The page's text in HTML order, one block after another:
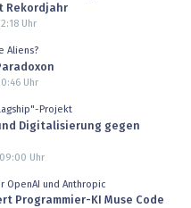
Rekordjahr
Uhr
Aliens?
Uhr
Projekt
Digitalisierung gegen
Uhr
OpenAI und Anthropic
Programmier-KI Muse Code